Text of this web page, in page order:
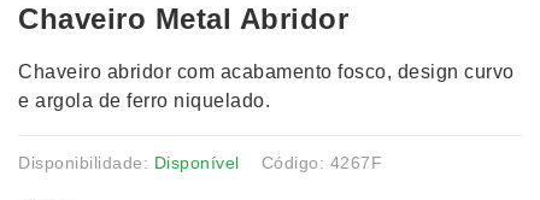
Chaveiro Metal Abridor
Chaveiro abridor com acabamento fosco, design curvo
e argola de ferro niquelado.
Disponibilidade: Disponível Código: 4267F